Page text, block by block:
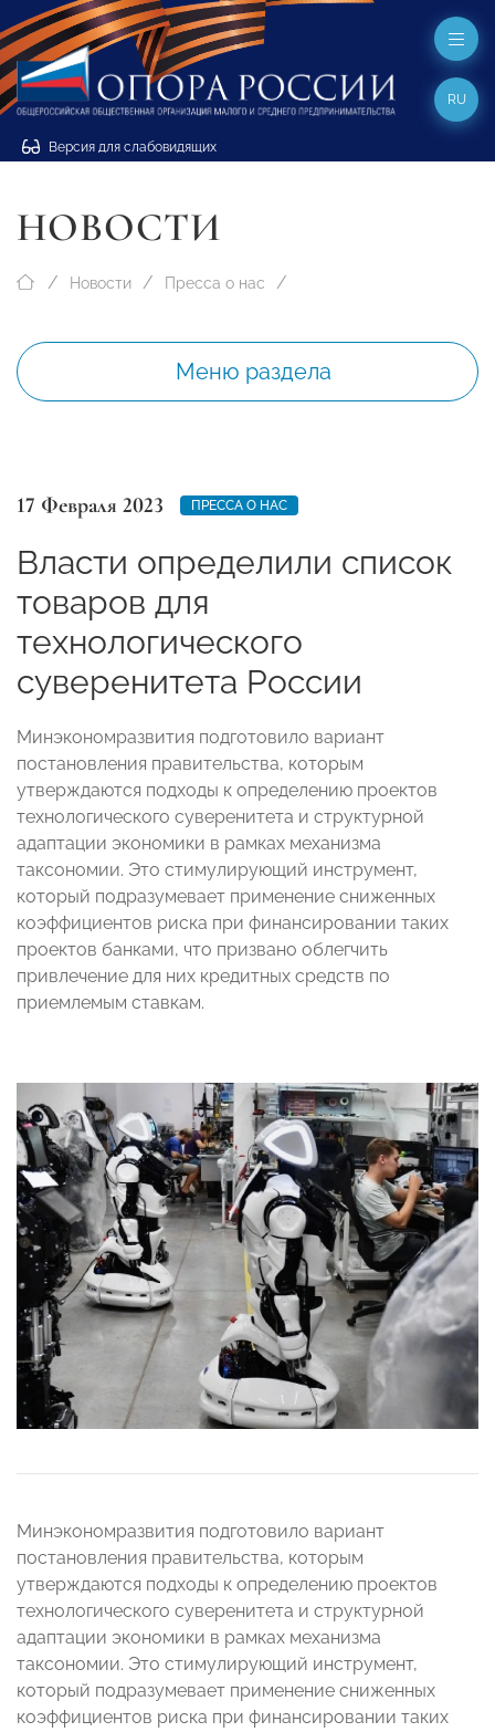
Версия для слабовидящих
RU
НОВОСТИ
Новости Пресса о нас
Меню раздела
17 Февраля 2023 ПРЕССА О НАС
Власти определили список
товаров для
технологического
суверенитета России
Минэкономразвития подготовило вариант
постановления правительства, которым
утверждаются подходы к определению проектов
технологического суверенитета и структурной
адаптации экономики в рамках механизма
таксономии. Это стимулирующий инструмент,
который подразумевает применение сниженных
коэффициентов риска при финансировании таких
проектов банками, что призвано облегчить
привлечение для них кредитных средств по
приемлемым ставкам.
Минэкономразвития подготовило вариант
постановления правительства, которым
утверждаются подходы к определению проектов
технологического суверенитета и структурной
адаптации экономики в рамках механизма
таксономии. Это стимулирующий инструмент,
который подразумевает применение сниженных
коэффициентов риска при финансировании таких